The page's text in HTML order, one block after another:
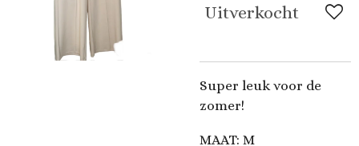
Uitverkocht
Super leuk voor de
zomer!
MAAT: M